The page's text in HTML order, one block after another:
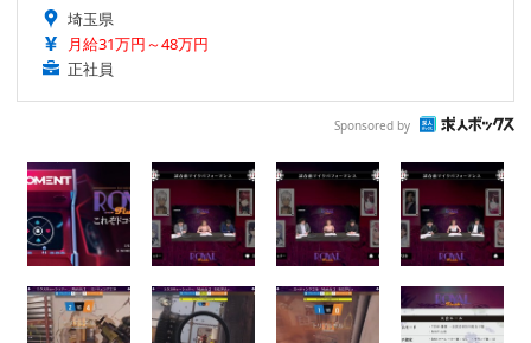
埼玉県
月給31万円～48万円
正社員
Sponsored by